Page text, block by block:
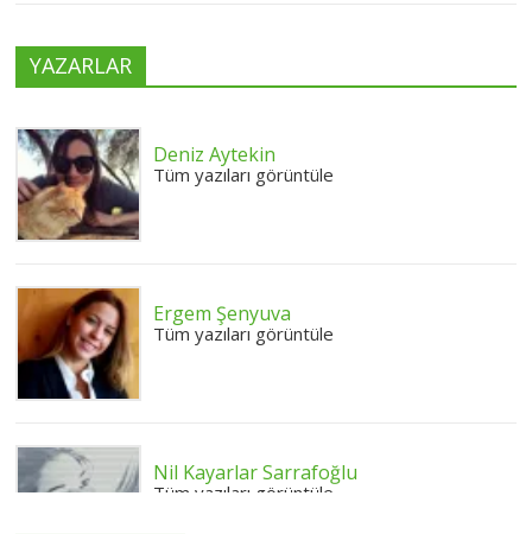
YAZARLAR
Deniz Aytekin
Tüm yazıları görüntüle
Ergem Şenyuva
Tüm yazıları görüntüle
Nil Kayarlar Sarrafoğlu
Tüm yazıları görüntüle